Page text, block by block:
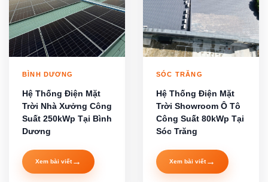
BÌNH DƯƠNG
Hệ Thống Điện Mặt
Trời Nhà Xưởng Công
Suất 250kWp Tại Bình
Dương
Xem bài viết→
SÓC TRĂNG
Hệ Thống Điện Mặt
Trời Showroom Ô Tô
Công Suất 80kWp Tại
Sóc Trăng
Xem bài viết→